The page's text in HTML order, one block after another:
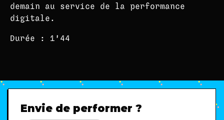
demain au service de la performance
digitale.
Durée : 1'44
Envie de performer ?